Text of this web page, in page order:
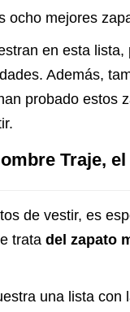
ocho mejores
en esta
Además,
probado estos
Traje,
de vestir, es
trata del zapato
una lista